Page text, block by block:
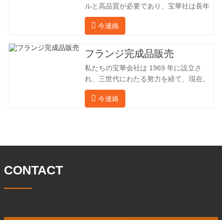
ルと高品質が必要であり、宝華社は長年
油田でフランジを加工し、間接的に外国
（ドイツ、ロシア）に輸出してきまし
社は海外の顧客と直接輸出入し、第三者
手数料を回避して、強力な製品品質と低
価格を確保したいと考えています。以下
の表はこの製品の情報です。以下に当社
の簡単な紹介をさせていただきます。 材
料 4130-75K 硬度 207-237 内径 57.76 外
今連絡
フランジ完成品販売
私たちの宝華会社は 1969 年に設立さ
れ、三世代にわたる努力を経て、現在、
敷地面積は 50,000 平方メートル、建築
面積は 25,000 平方メートルです。従業
電、石油機械部品、建設機械、鉱業、冶
今連絡
CONTACT